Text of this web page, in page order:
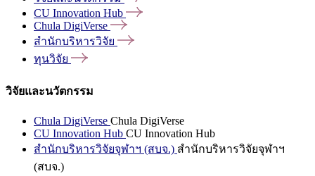
CU Innovation Hub
Chula DigiVerse
สำนักบริหารวิจัย
ทุนวิจัย
วิจัยและนวัตกรรม
Chula DigiVerse Chula DigiVerse
CU Innovation Hub CU Innovation Hub
สำนักบริหารวิจัยจุฬาฯ (สบจ.) สำนักบริหารวิจัยจุฬาฯ
(สบจ.)